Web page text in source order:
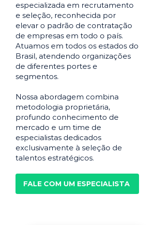
especializada em recrutamento
e seleção, reconhecida por
elevar o padrão de contratação
de empresas em todo o país.
Atuamos em todos os estados do
Brasil, atendendo organizações
de diferentes portes e
segmentos.
Nossa abordagem combina
metodologia proprietária,
profundo conhecimento de
mercado e um time de
especialistas dedicados
exclusivamente à seleção de
talentos estratégicos.
FALE COM UM ESPECIALISTA